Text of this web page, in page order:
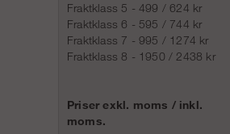
Fraktklass 5 - 499 / 624 kr
Fraktklass 6 - 595 / 744 kr
Fraktklass 7 - 995 / 1274 kr
Fraktklass 8 - 1950 / 2438 kr
Priser exkl. moms / inkl.
moms.